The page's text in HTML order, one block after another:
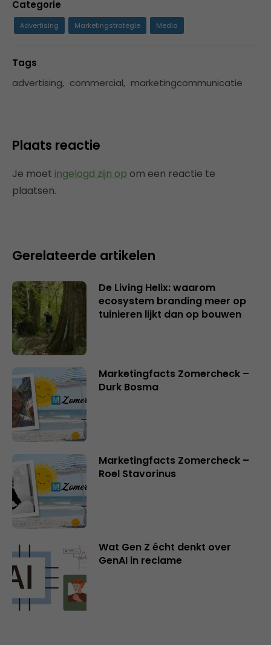
Categorie
Advertising Marketingstrategie Media
Tags
advertising, commercial, marketingcommunicatie
Plaats reactie
Je moet ingelogd zijn op om een reactie te
plaatsen.
Gerelateerde artikelen
De Living Helix: waarom
ecosystem branding meer op
tuinieren lijkt dan op bouwen
Marketingfacts Zomercheck –
Durk Bosma
Marketingfacts Zomercheck –
Roel Stavorinus
Wat Gen Z écht denkt over
GenAI in reclame